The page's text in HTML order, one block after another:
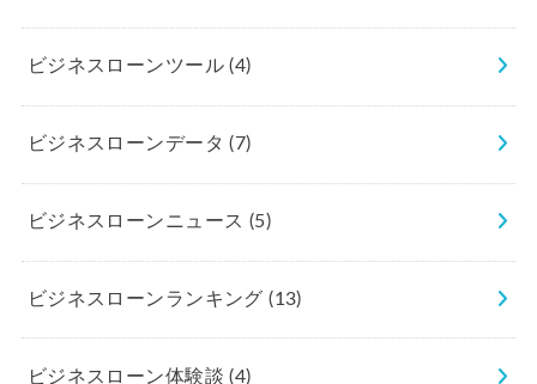
ビジネスローンツール(4)
ビジネスローンデータ(7)
ビジネスローンニュース (5)
ビジネスローンランキング(13)
ビジネスローン体験談(4)